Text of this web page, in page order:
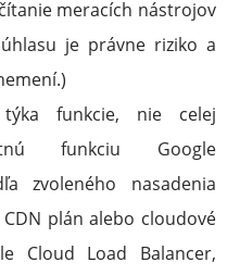
meracích nástrojov
je právne riziko a
funkcie, nie celej
funkciu Google
zvoleného nasadenia
plán alebo cloudové
Cloud Load Balancer,